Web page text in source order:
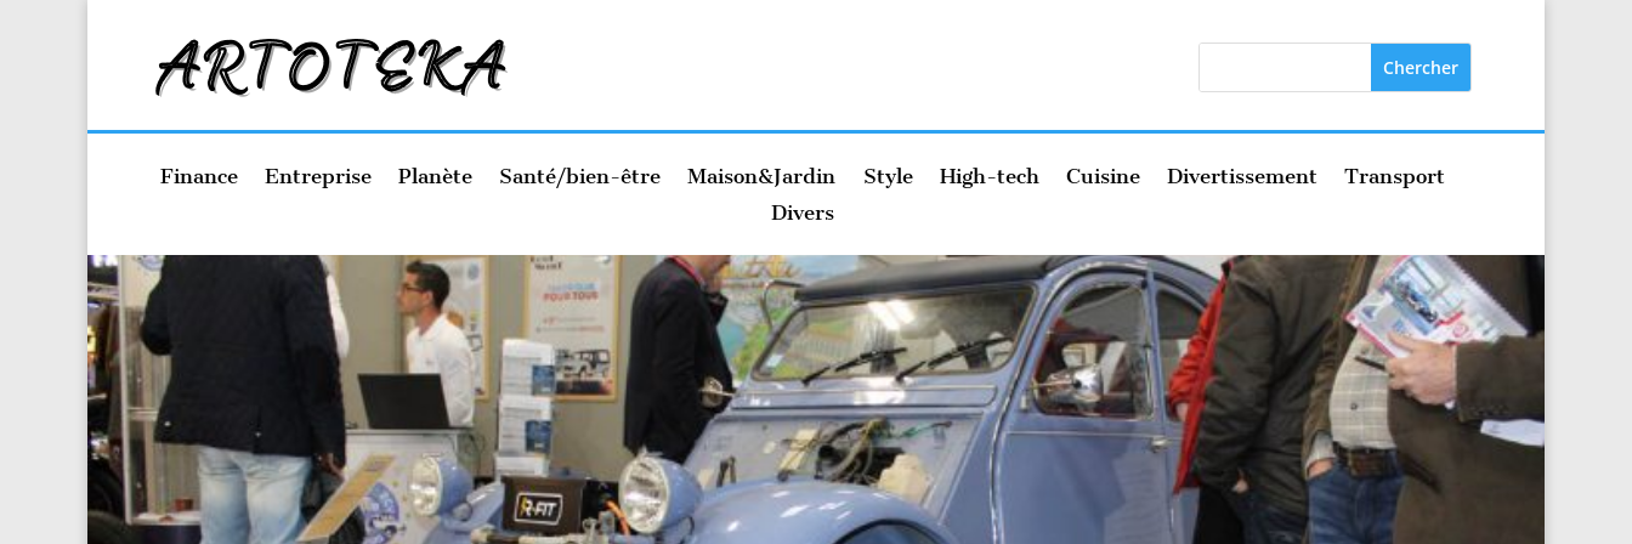
Finance Entreprise Planète Santé/bien-être Maison&Jardin Style High-tech Cuisine Divertissement
Transport
Divers